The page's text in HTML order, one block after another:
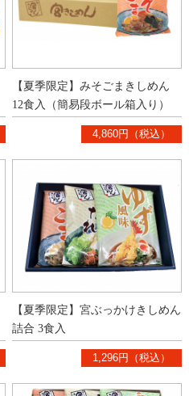
【夏季限定】みそごまきしめん
12食入（簡易段ボール箱入り）
4,860円（税込）
【夏季限定】宮ぶっかけきしめん
詰合 3食入
1,296円（税込）